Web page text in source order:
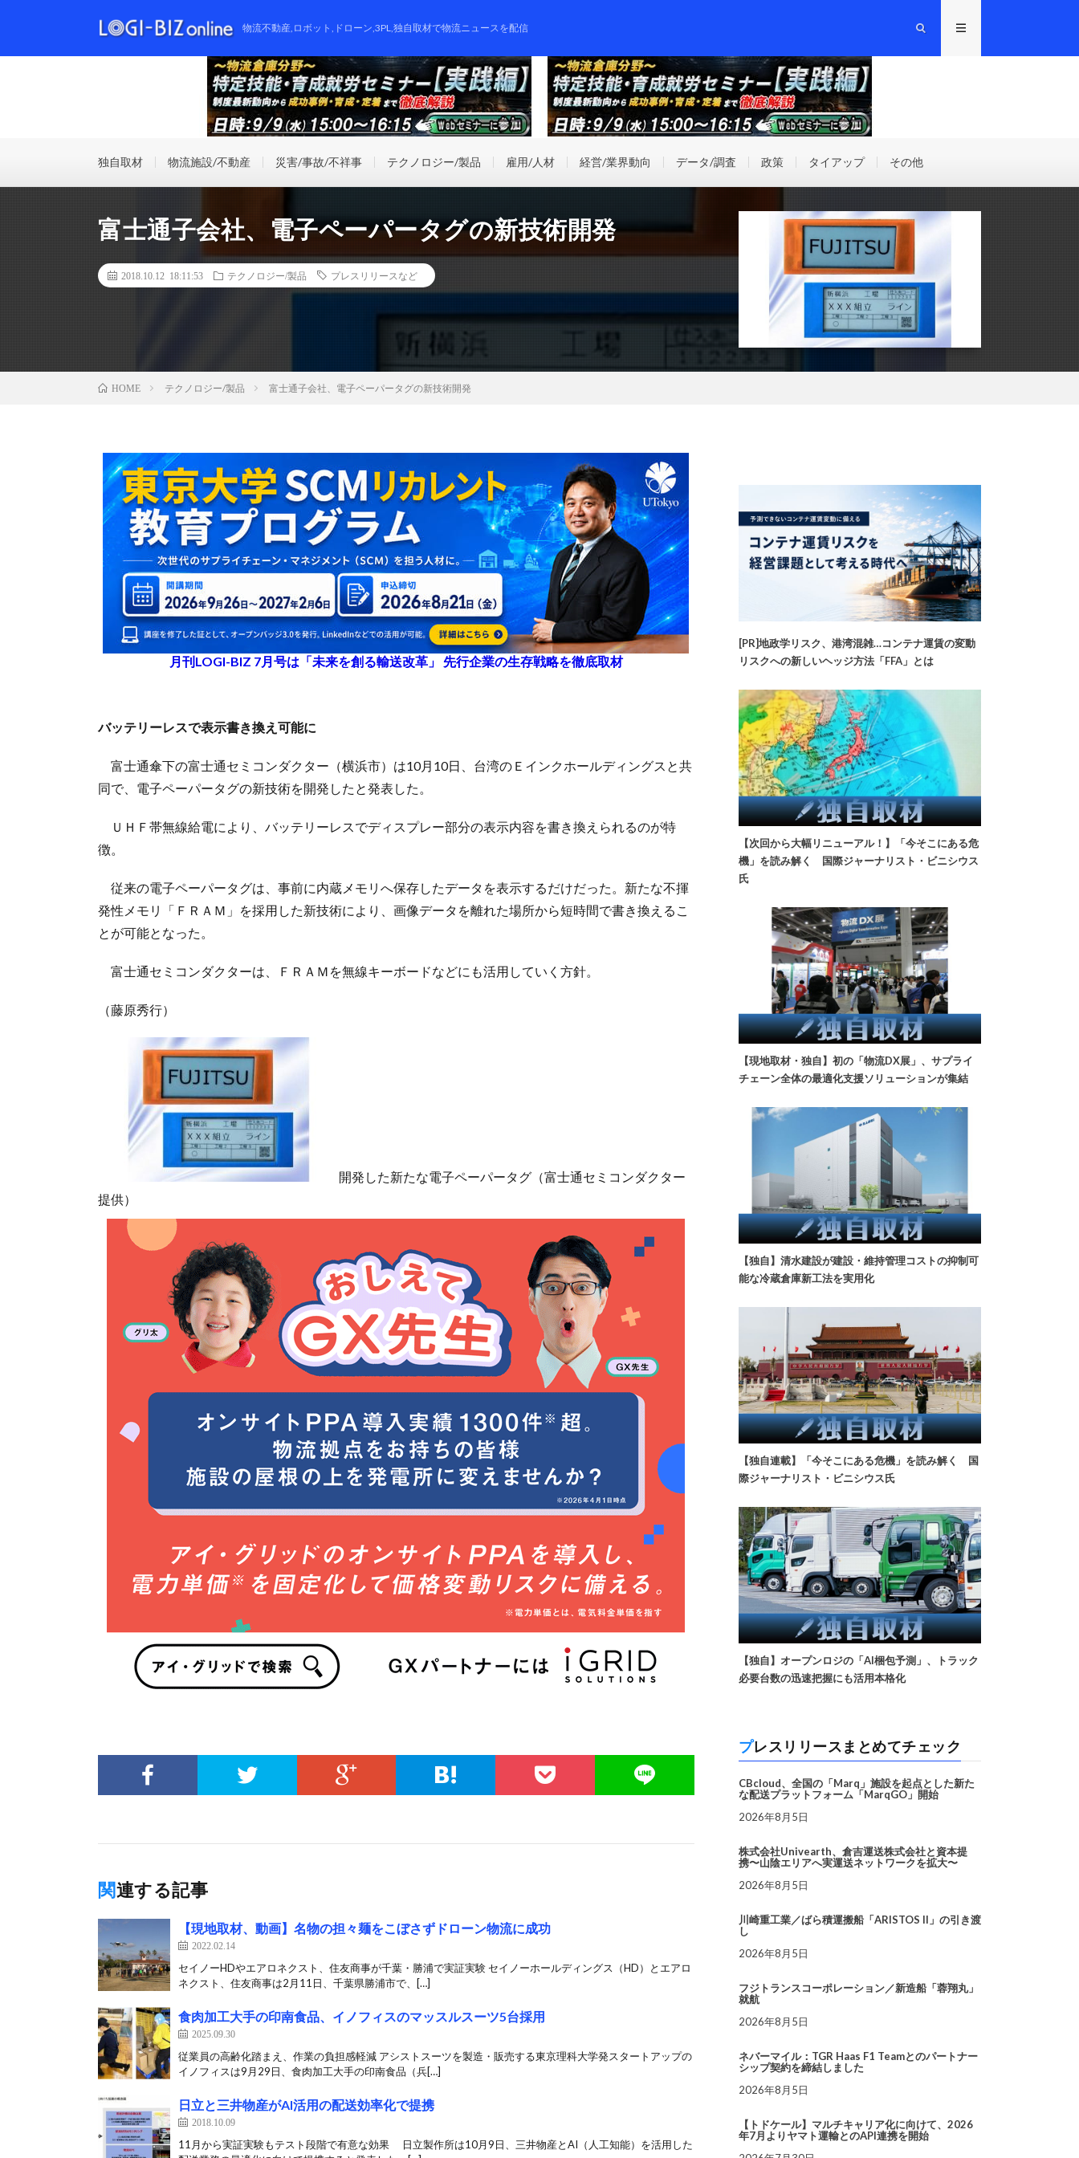
物流不動産,ロボット,ドローン,3PL,独自取材で物流ニュースを配信
独自取材 物流施設/不動産 災害/事故/不祥事 テクノロジー/製品 雇用/人材 経営/業界動向 データ/調査 政策 タイアップ その他
富士通子会社、電子ペーパータグの新技術開発
2018.10.12 18:11:53 テクノロジー/製品 プレスリリースなど
HOME テクノロジー/製品 富士通子会社、電子ペーパータグの新技術開発
月刊LOGI-BIZ 7月号は「未来を創る輸送改革」 先行企業の生存戦略を徹底取材
バッテリーレスで表示書き換え可能に
富士通傘下の富士通セミコンダクター（横浜市）は10月10日、台湾のＥインクホールディングスと共
同で、電子ペーパータグの新技術を開発したと発表した。
ＵＨＦ帯無線給電により、バッテリーレスでディスプレー部分の表示内容を書き換えられるのが特
徴。
従来の電子ペーパータグは、事前に内蔵メモリへ保存したデータを表示するだけだった。新たな不揮
発性メモリ「ＦＲＡＭ」を採用した新技術により、画像データを離れた場所から短時間で書き換えるこ
とが可能となった。
富士通セミコンダクターは、ＦＲＡＭを無線キーボードなどにも活用していく方針。
（藤原秀行）
開発した新たな電子ペーパータグ（富士通セミコンダクター
提供）
関連する記事
【現地取材、動画】名物の担々麺をこぼさずドローン物流に成功
2022.02.14
セイノーHDやエアロネクスト、住友商事が千葉・勝浦で実証実験 セイノーホールディングス（HD）とエアロ
ネクスト、住友商事は2月11日、千葉県勝浦市で、[…]
食肉加工大手の印南食品、イノフィスのマッスルスーツ5台採用
2025.09.30
従業員の高齢化踏まえ、作業の負担感軽減 アシストスーツを製造・販売する東京理科大学発スタートアップの
イノフィスは9月29日、食肉加工大手の印南食品（兵[…]
日立と三井物産がAI活用の配送効率化で提携
2018.10.09
11月から実証実験もテスト段階で有意な効果 日立製作所は10月9日、三井物産とAI（人工知能）を活用した
[PR]地政学リスク、港湾混雑…コンテナ運賃の変動
リスクへの新しいヘッジ方法「FFA」とは
【次回から大幅リニューアル！】「今そこにある危
機」を読み解く 国際ジャーナリスト・ビニシウス
氏
【現地取材・独自】初の「物流DX展」、サプライ
チェーン全体の最適化支援ソリューションが集結
【独自】清水建設が建設・維持管理コストの抑制可
能な冷蔵倉庫新工法を実用化
【独自連載】「今そこにある危機」を読み解く 国
際ジャーナリスト・ビニシウス氏
【独自】オープンロジの「AI梱包予測」、トラック
必要台数の迅速把握にも活用本格化
プレスリリースまとめてチェック
CBcloud、全国の「Marq」施設を起点とした新た
な配送プラットフォーム「MarqGO」開始
2026年8月5日
株式会社Univearth、倉吉運送株式会社と資本提
携〜山陰エリアへ実運送ネットワークを拡大〜
2026年8月5日
川崎重工業／ばら積運搬船「ARISTOS II」の引き渡
し
2026年8月5日
フジトランスコーポレーション／新造船「蓉翔丸」
就航
2026年8月5日
ネバーマイル：TGR Haas F1 Teamとのパートナー
シップ契約を締結しました
2026年8月5日
【トドケール】マルチキャリア化に向けて、2026
年7月よりヤマト運輸とのAPI連携を開始